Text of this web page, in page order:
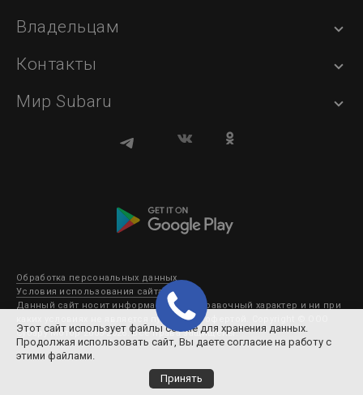
Владельцам
Контакты
Мир Subaru
Обработка персональных данных
Условия использования сайта
Данный сайт носит информационно-справочный характер и ни при
каких условиях не является публичной офертой. Copyright © ООО
Субару Мотор 2003-2026. Все права защищены.
Этот сайт использует файлы cookie для хранения данных.
Продолжая использовать сайт, Вы даете согласие на работу с
этими файлами.
Принять